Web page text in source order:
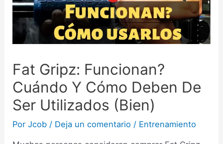
Fat Gripz: Funcionan?
Cuándo Y Cómo Deben De
Ser Utilizados (Bien)
PorJcob / Deja un comentario / Entrenamiento